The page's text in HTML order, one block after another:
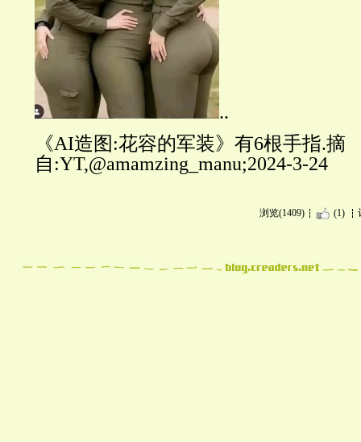
..
《AI造图:花容的军装》有6根手指.摘
自:YT,@amamzing_manu;2024-3-24
浏览(1409) (1)